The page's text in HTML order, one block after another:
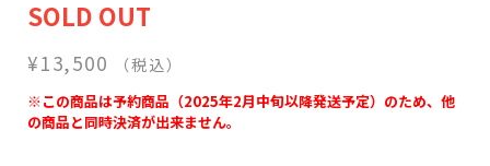
FAQ
お問い合わせ
メールマガジン登録/解除
¥13,500 （税込）
※この商品は予約商品（2025年2月中旬以降発送予定）のため、他
の商品と同時決済が出来ません。